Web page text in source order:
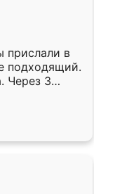
прислали в
подходящий.
Через 3
Остались